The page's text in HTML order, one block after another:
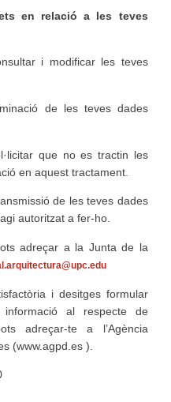
en relació a les teves
i modificar les teves
de les teves dades
que no es tractin les
en aquest tractament.
de les teves dades
autoritzat a fer-ho.
adreçar a la Junta de la
i desitges formular
al respecte de
adreçar-te a l’Agència
(www.agpd.es ).